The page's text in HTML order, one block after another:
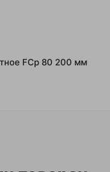
FCp 80 200 мм